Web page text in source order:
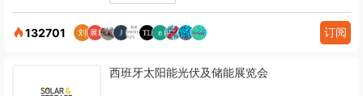
132701 订阅
西班牙太阳能光伏及储能展览会